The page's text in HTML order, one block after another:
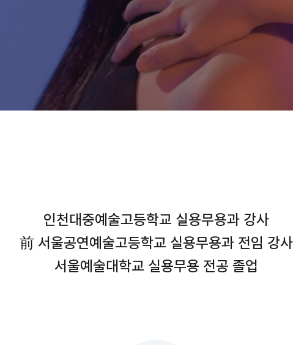
​인천대중예술고등학교 실용무용과 강사
前 서울공연예술고등학교 실용무용과 전임 강사
서울예술대학교 실용무용 전공 졸업